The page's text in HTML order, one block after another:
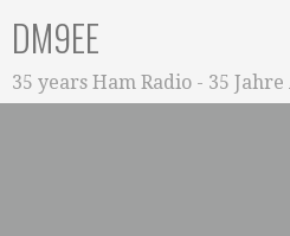
Inhalt
springen
DM9EE
35 years Ham Radio - 35